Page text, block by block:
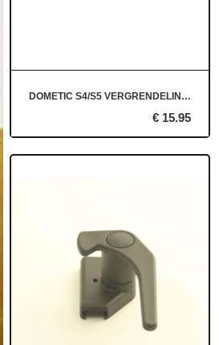
DOMETIC S4/S5 VERGRENDELING RECHTS
€ 15.95